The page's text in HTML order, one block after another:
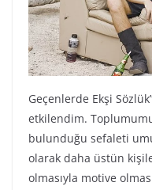
Geçenlerde Ekşi
etkilendim.
bulunduğu sefaleti
olarak daha üstün
olmasıyla motive